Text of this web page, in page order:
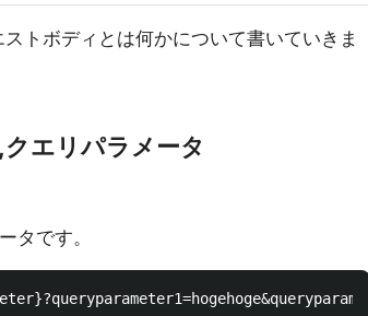
トボディとは何かについて書いていきま
エリパラメータ
タです。